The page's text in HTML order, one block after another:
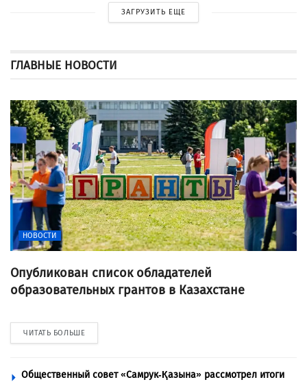
ЗАГРУЗИТЬ ЕЩЕ
ГЛАВНЫЕ НОВОСТИ
НОВОСТИ
Опубликован список обладателей
образовательных грантов в Казахстане
ЧИТАТЬ БОЛЬШЕ
Общественный совет «Самрук-Қазына» рассмотрел итоги